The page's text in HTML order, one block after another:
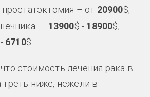
– от 20900$;
– 13900$ - 18900$;
6710$.
стоимость лечения рака в
треть ниже, нежели в